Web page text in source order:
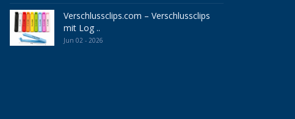
Verschlussclips.com – Verschlussclips
mit Log ..
Jun 02 - 2026